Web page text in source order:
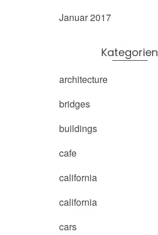
Januar 2017
Kategorien
architecture
bridges
buildings
cafe
california
california
cars